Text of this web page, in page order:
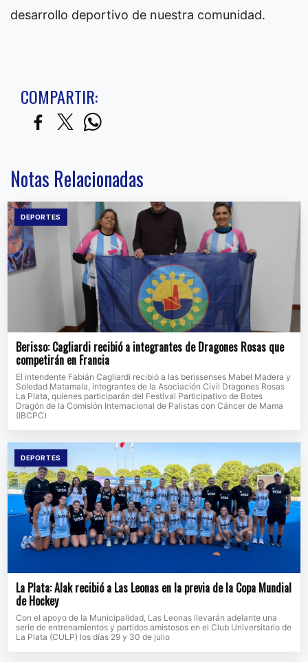
desarrollo deportivo de nuestra comunidad.
COMPARTIR:
Notas Relacionadas
DEPORTES
Berisso: Cagliardi recibió a integrantes de Dragones Rosas que
competirán en Francia
El intendente Fabián Cagliardi recibió a las berissenses Mabel Madera y
Soledad Matamala, integrantes de la Asociación Civil Dragones Rosas
La Plata, quienes participarán del Festival Participativo de Botes
Dragón de la Comisión Internacional de Palistas con Cáncer de Mama
(IBCPC)
DEPORTES
La Plata: Alak recibió a Las Leonas en la previa de la Copa Mundial
de Hockey
Con el apoyo de la Municipalidad, Las Leonas llevarán adelante una
serie de entrenamientos y partidos amistosos en el Club Universitario de
La Plata (CULP) los días 29 y 30 de julio